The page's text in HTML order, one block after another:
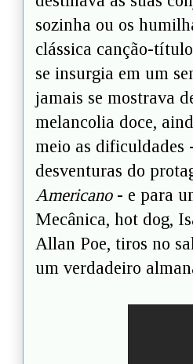
sozinha ou os
clássica canção-
se insurgia em um
jamais se mostrava
melancolia doce,
meio as dificuldades
desventuras do
Americano- e para
Mecânica, hot dog,
Allan Poe, tiros no
um verdadeiro